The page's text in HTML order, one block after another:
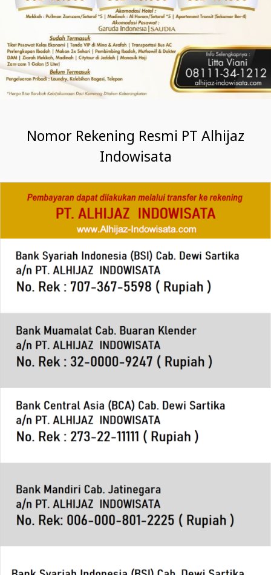
Nomor Rekening Resmi PT Alhijaz
Indowisata